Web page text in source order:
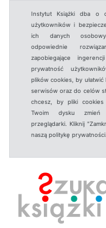
Instytut Książki dba o
użytkowników i
ich danych
odpowiednie
zapobiegające
prywatność
plików cookies, by ułatwić
serwisów oraz do celów
chcesz, by pliki cookies
Twoim dysku zmień
przeglądarki. Kliknij
naszą politykę prywatności.